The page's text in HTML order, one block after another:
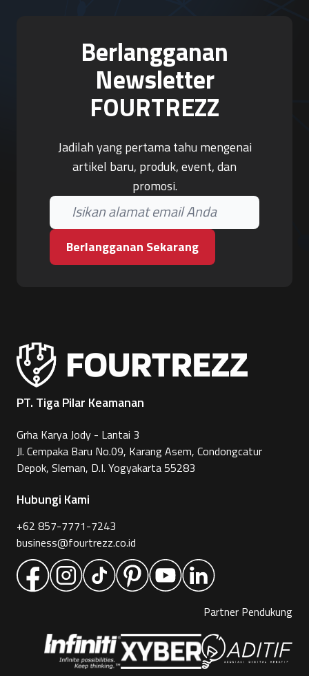
Berlangganan
Newsletter
FOURTREZZ
Jadilah yang pertama tahu mengenai
artikel baru, produk, event, dan
promosi.
Berlangganan Sekarang
PT. Tiga Pilar Keamanan
Grha Karya Jody - Lantai 3
Jl. Cempaka Baru No.09, Karang Asem, Condongcatur
Depok, Sleman, D.I. Yogyakarta 55283
Hubungi Kami
+62 857-7771-7243
business@fourtrezz.co.id
Partner Pendukung